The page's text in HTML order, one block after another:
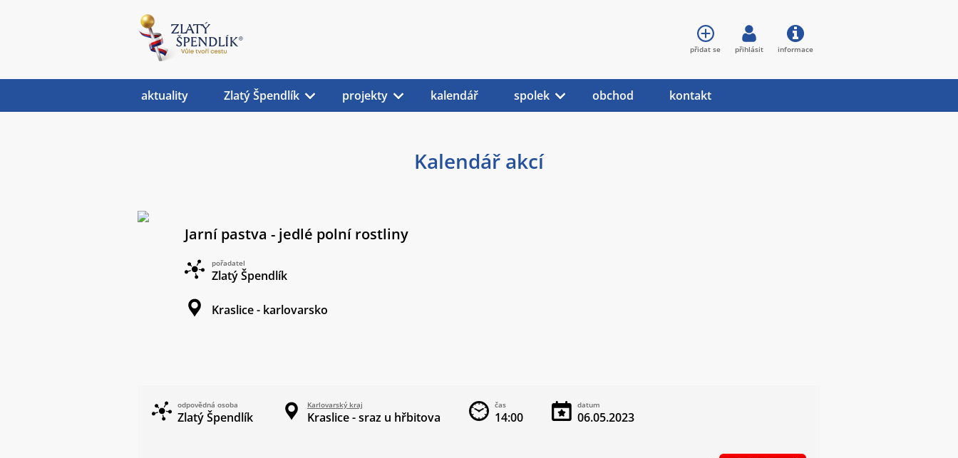
Kalendář akcí
Jarní pastva - jedlé polní rostliny
pořadatel
Zlatý Špendlík
Kraslice - karlovarsko
odpovědná osoba
Zlatý Špendlík
Karlovarský kraj
Kraslice - sraz u hřbitova
čas
14:00
datum
06.05.2023
aktuality Zlatý Špendlík projekty kalendář spolek obchod kontakt
přidat se přihlásit informace